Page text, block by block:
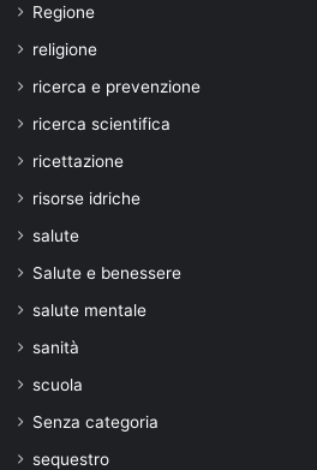
Regione
religione
ricerca e prevenzione
ricerca scientifica
ricettazione
risorse idriche
salute
Salute e benessere
salute mentale
sanità
scuola
Senza categoria
sequestro